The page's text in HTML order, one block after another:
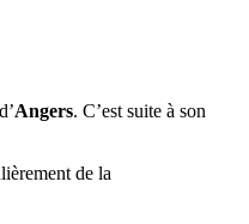
d’Angers. C’est suite à son
de la